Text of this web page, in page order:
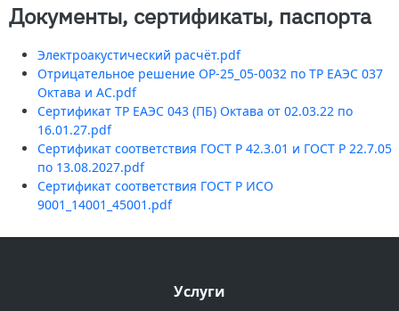
Документы, сертификаты, паспорта
Электроакустический расчёт.pdf
Отрицательное решение ОР-25_05-0032 по ТР ЕАЭС 037
Октава и АС.pdf
Сертификат ТР ЕАЭС 043 (ПБ) Октава от 02.03.22 по
16.01.27.pdf
Сертификат соответствия ГОСТ Р 42.3.01 и ГОСТ Р 22.7.05
по 13.08.2027.pdf
Сертификат соответствия ГОСТ Р ИСО
9001_14001_45001.pdf
Услуги